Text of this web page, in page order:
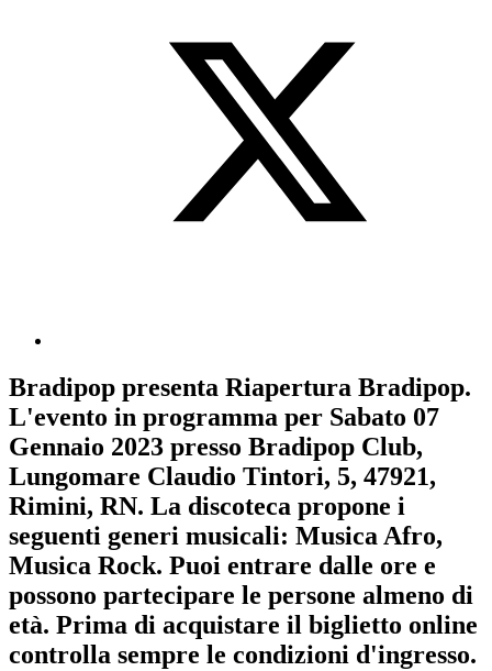
Bradipop presenta Riapertura Bradipop.
L'evento in programma per Sabato 07
Gennaio 2023 presso Bradipop Club,
Lungomare Claudio Tintori, 5, 47921,
Rimini, RN. La discoteca propone i
seguenti generi musicali: Musica Afro,
Musica Rock. Puoi entrare dalle ore e
possono partecipare le persone almeno di
età. Prima di acquistare il biglietto online
controlla sempre le condizioni d'ingresso.